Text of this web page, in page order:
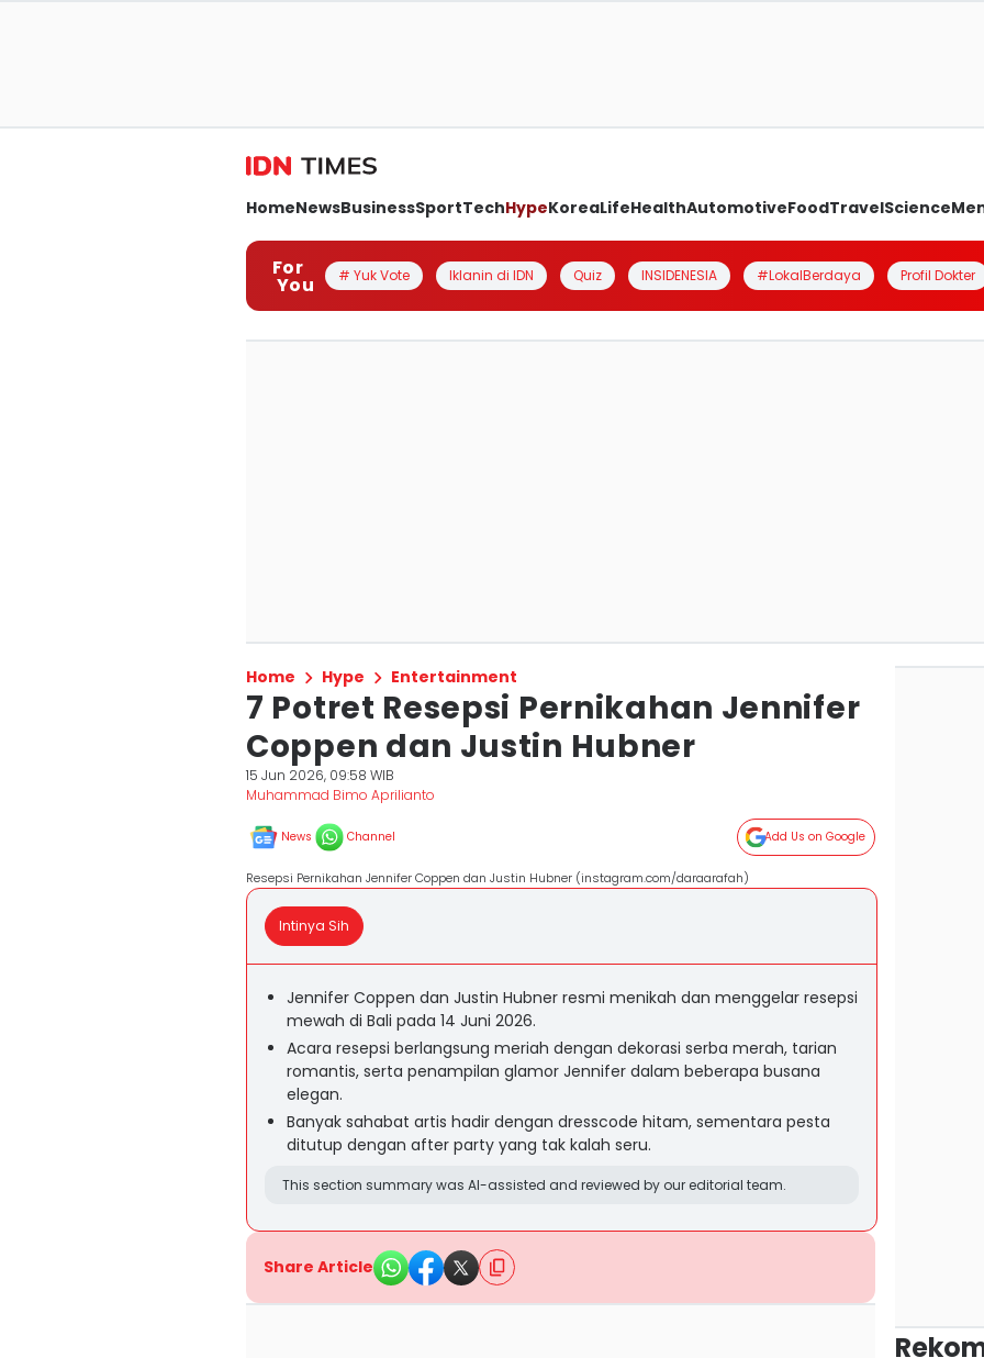
HomeNewsBusinessSportTechHypeKoreaLifeHealthAutomotiveFoodTravelScience
For
You # Yuk Vote Iklanin di IDN Quiz INSIDENESIA #LokalBerdaya Profil Dokter
Home Hype Entertainment
7 Potret Resepsi Pernikahan Jennifer
Coppen dan Justin Hubner
15 Jun 2026, 09:58 WIB
Muhammad Bimo Aprilianto
News Channel Add Us on Google
Resepsi Pernikahan Jennifer Coppen dan Justin Hubner (instagram.com/daraarafah)
Intinya Sih
Jennifer Coppen dan Justin Hubner resmi menikah dan menggelar resepsi
mewah di Bali pada 14 Juni 2026.
Acara resepsi berlangsung meriah dengan dekorasi serba merah, tarian
romantis, serta penampilan glamor Jennifer dalam beberapa busana
elegan.
Banyak sahabat artis hadir dengan dresscode hitam, sementara pesta
ditutup dengan after party yang tak kalah seru.
This section summary was AI-assisted and reviewed by our editorial team.
Share Article